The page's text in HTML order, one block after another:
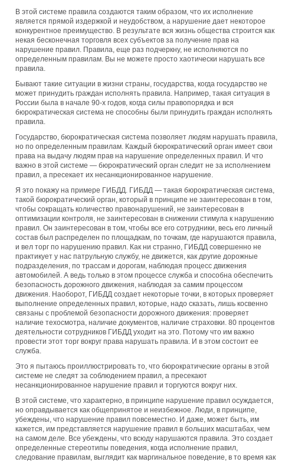
В этой системе правила создаются таким образом, что их исполнение
является прямой издержкой и неудобством, а нарушение дает некоторое
конкурентное преимущество. В результате вся жизнь общества строится как
некая бесконечная торговля всех субъектов за получение прав на
нарушение правил. Правила, еще раз подчеркну, не исполняются по
определенным правилам. Вы не можете просто хаотически нарушать все
правила.
Бывают такие ситуации в жизни страны, государства, когда государство не
может принудить граждан исполнять правила. Например, такая ситуация в
России была в начале 90-х годов, когда силы правопорядка и вся
бюрократическая система не способны были принудить граждан исполнять
правила.
Государство, бюрократическая система позволяет людям нарушать правила,
но по определенным правилам. Каждый бюрократический орган имеет свои
права на выдачу людям прав на нарушение определенных правил. И что
важно в этой системе — бюрократический орган следит не за исполнением
правил, а пресекает их несанкционированное нарушение.
Я это покажу на примере ГИБДД. ГИБДД — такая бюрократическая система,
такой бюрократический орган, который в принципе не заинтересован в том,
чтобы сокращать количество правонарушений, не заинтересован в
оптимизации контроля, не заинтересован в снижении стимула к нарушению
правил. Он заинтересован в том, чтобы все его сотрудники, весь его личный
состав был распределен по площадкам, по точкам, где нарушаются правила,
и вел торг по нарушению правил. Как ни странно, ГИБДД совершенно не
практикует у нас патрульную службу, не движется, как другие дорожные
подразделения, по трассам и дорогам, наблюдая процесс движения
автомобилей. А ведь только в этом процессе служба и способна обеспечить
безопасность дорожного движения, наблюдая за самим процессом
движения. Наоборот, ГИБДД создает некоторые точки, в которых проверяет
выполнение определенных правил, которые, надо сказать, лишь косвенно
связаны с проблемой безопасности дорожного движения: проверяет
наличие техосмотра, наличие документов, наличие страховки. 80 процентов
деятельности сотрудников ГИБДД уходит на это. Потому что им важно
провести этот торг вокруг права нарушать правила. И в этом состоит ее
служба.
Это я пытаюсь проиллюстрировать то, что бюрократические органы в этой
системе не следят за соблюдением правил, а пресекают
несанкционированное нарушение правил и торгуются вокруг них.
В этой системе, что характерно, в принципе нарушение правил осуждается,
но оправдывается как общепринятое и неизбежное. Люди, в принципе,
убеждены, что нарушение правил повсеместно. И даже, может быть, им
кажется, им представляется нарушение правил в больших масштабах, чем
на самом деле. Все убеждены, что всюду нарушаются правила. Это создает
определенные стереотипы поведения, когда исполнение правил,
следование правилам, выглядит как маргинальное поведение, в то время как